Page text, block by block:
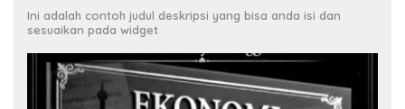
Ini adalah contoh judul deskripsi yang bisa anda isi dan
sesuaikan pada widget